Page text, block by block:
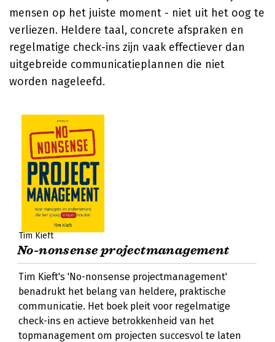
mensen op het juiste moment - niet uit het oog te
verliezen. Heldere taal, concrete afspraken en
regelmatige check-ins zijn vaak effectiever dan
uitgebreide communicatieplannen die niet
worden nageleefd.
Tim Kieft
No-nonsense projectmanagement
Tim Kieft's 'No-nonsense projectmanagement'
benadrukt het belang van heldere, praktische
communicatie. Het boek pleit voor regelmatige
check-ins en actieve betrokkenheid van het
topmanagement om projecten succesvol te laten